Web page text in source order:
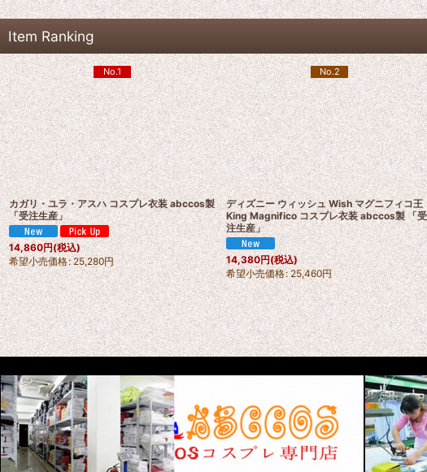
Item Ranking
No.1
カガリ・ユラ・アスハ コスプレ衣装 abccos製
「受注生産」
14,860円(税込)
希望小売価格: 25,280円
No.2
ディズニー ウィッシュ Wish マグニフィコ王
King Magnifico コスプレ衣装 abccos製 「受
注生産」
14,380円(税込)
希望小売価格: 25,460円